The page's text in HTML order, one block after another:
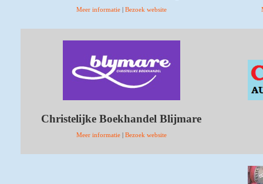
Meer informatie| Bezoek website
Christelijke Boekhandel Blijmare
Meer informatie| Bezoek website